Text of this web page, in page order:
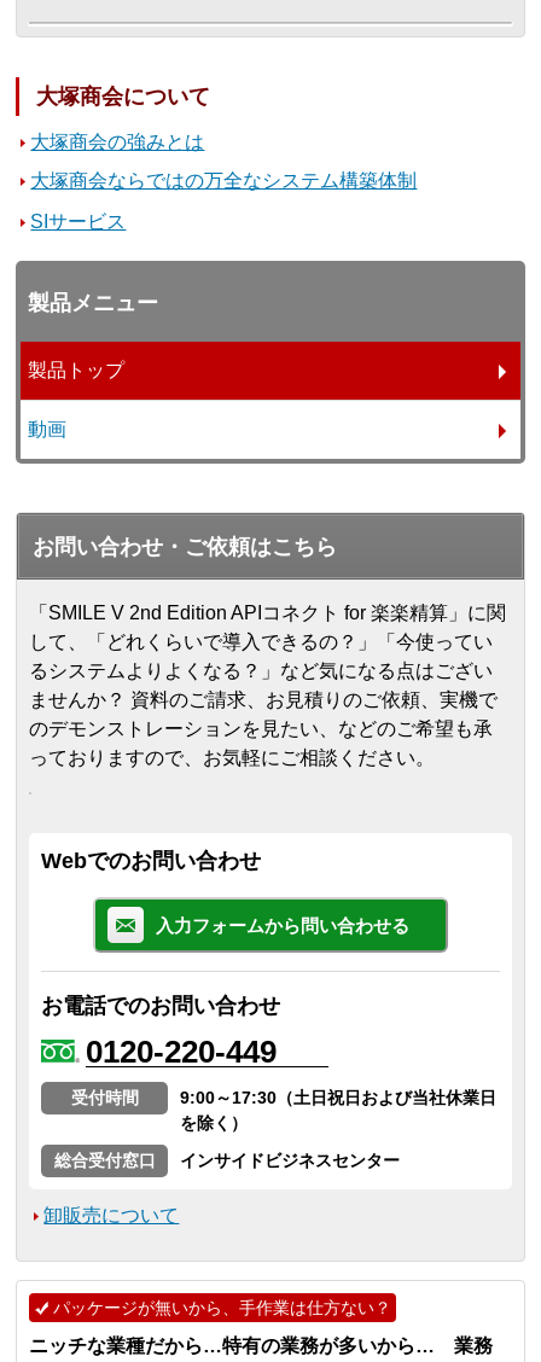
大塚商会について
大塚商会の強みとは
大塚商会ならではの万全なシステム構築体制
SIサービス
製品メニュー
製品トップ
動画
お問い合わせ・ご依頼はこちら
「SMILE V 2nd Edition APIコネクト for 楽楽精算」に関
して、「どれくらいで導入できるの？」「今使ってい
るシステムよりよくなる？」など気になる点はござい
ませんか？ 資料のご請求、お見積りのご依頼、実機で
のデモンストレーションを見たい、などのご希望も承
っておりますので、お気軽にご相談ください。
Webでのお問い合わせ
入力フォームから問い合わせる
お電話でのお問い合わせ
0120-220-449
受付時間
9:00～17:30（土日祝日および当社休業日
を除く）
総合受付窓口
インサイドビジネスセンター
卸販売について
パッケージが無いから、手作業は仕方ない？
ニッチな業種だから…特有の業務が多いから… 業務